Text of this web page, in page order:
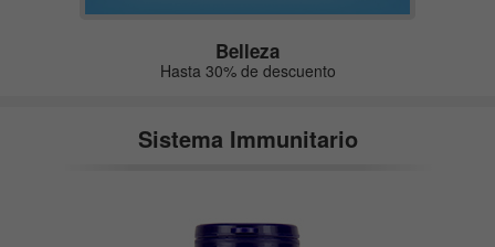
Belleza
Hasta 30% de descuento
Sistema Immunitario